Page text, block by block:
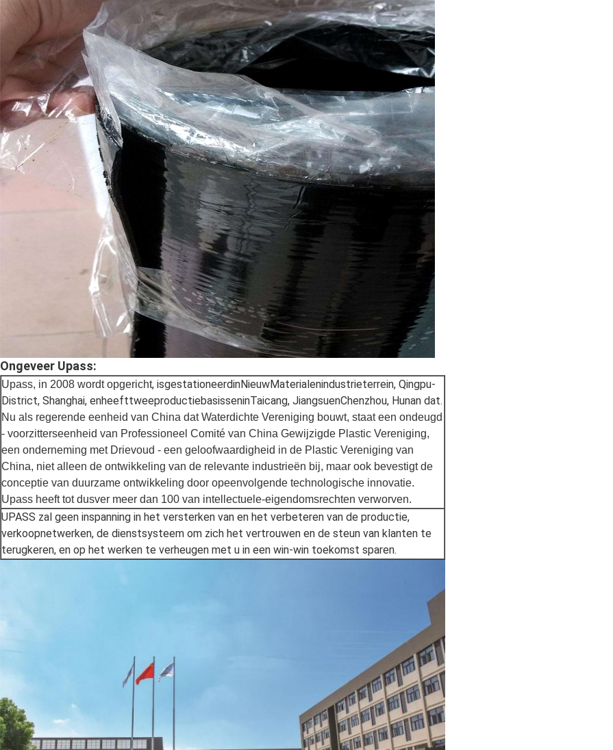
Ongeveer Upass:
Upass, in 2008 wordt opgericht, isgestationeerdinNieuwMaterialenindustrieterrein, Qingpu-
District, Shanghai, enheefttweeproductiebasisseninTaicang, JiangsuenChenzhou, Hunan dat.
Nu als regerende eenheid van China dat Waterdichte Vereniging bouwt, staat een ondeugd
- voorzitterseenheid van Professioneel Comité van China Gewijzigde Plastic Vereniging,
een onderneming met Drievoud - een geloofwaardigheid in de Plastic Vereniging van
China, niet alleen de ontwikkeling van de relevante industrieën bij, maar ook bevestigt de
conceptie van duurzame ontwikkeling door opeenvolgende technologische innovatie.
Upass heeft tot dusver meer dan 100 van intellectuele-eigendomsrechten verworven.
UPASS zal geen inspanning in het versterken van en het verbeteren van de productie,
verkoopnetwerken, de dienstsysteem om zich het vertrouwen en de steun van klanten te
terugkeren, en op het werken te verheugen met u in een win-win toekomst sparen.